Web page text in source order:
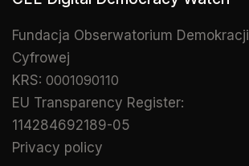
Fundacja Obserwatorium Demokracji
Cyfrowej
KRS: 0001090110
EU Transparency Register:
114284692189-05
Privacy policy